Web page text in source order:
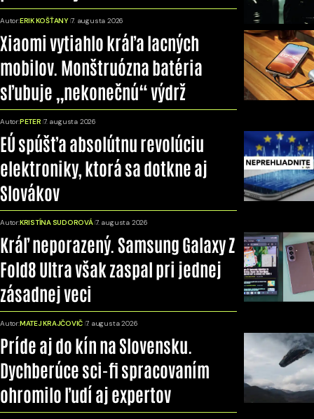
Autor:ERIK KOŠŤANY 7. augusta 2026
Xiaomi vytiahlo kráľa lacných
mobilov. Monštruózna batéria
sľubuje „nekonečnú“ výdrž
Autor:PETER 7. augusta 2026
EÚ spúšťa absolútnu revolúciu
elektroniky, ktorá sa dotkne aj
Slovákov
Autor:KRISTÍNA SUDOROVÁ 7. augusta 2026
Kráľ neporazený. Samsung Galaxy Z
Fold8 Ultra však zaspal pri jednej
zásadnej veci
Autor:MATEJ KRAJČOVIČ 7. augusta 2026
Príde aj do kín na Slovensku.
Dychberúce sci-fi spracovaním
ohromilo ľudí aj expertov